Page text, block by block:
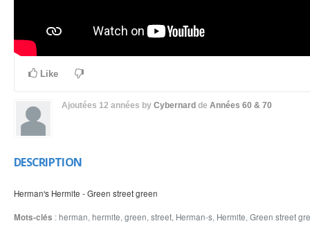
Like
Ajoutées 12 années by Cybernard de Années 60 & 70
DESCRIPTION
Herman's Hermite - Green street green
Mots-clés :herman, hermite, green, street, Herman-s, Hermite, Green street